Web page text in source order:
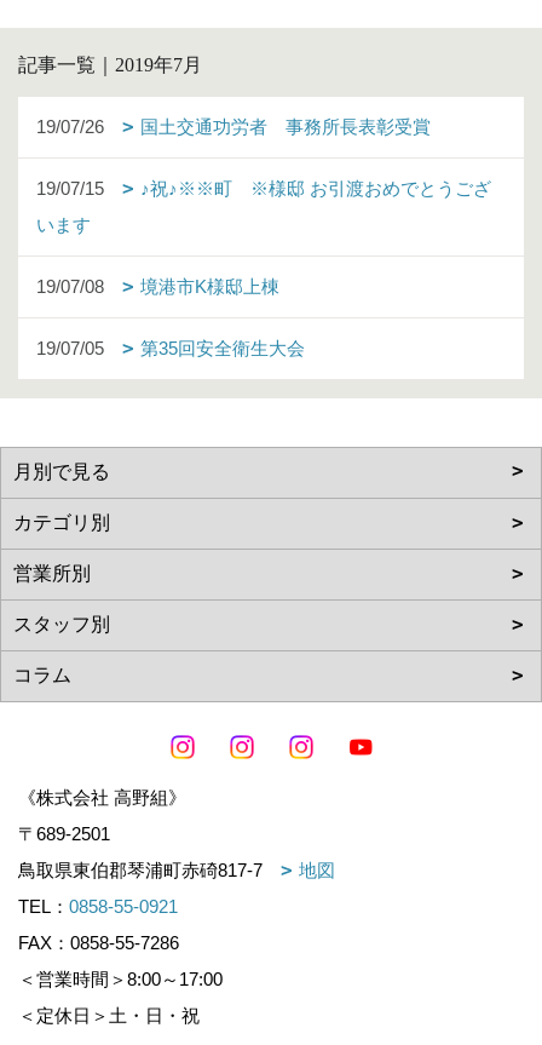
記事一覧｜2019年7月
19/07/26 国土交通功労者 事務所長表彰受賞
19/07/15
♪祝♪※※町 ※様邸 お引渡おめでとうござ
います
19/07/08 境港市K様邸上棟
19/07/05 第35回安全衛生大会
《株式会社 高野組》
〒689-2501
鳥取県東伯郡琴浦町赤碕817-7
地図
TEL： 0858-55-0921
FAX：0858-55-7286
＜営業時間＞8:00～17:00
＜定休日＞土・日・祝